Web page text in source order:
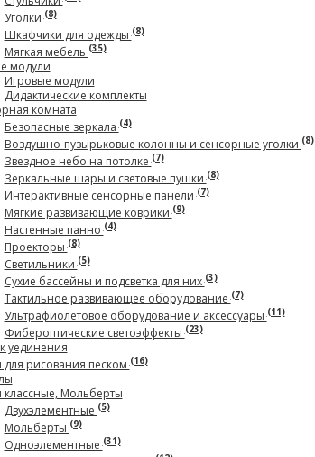
Уголки(8)
Шкафчики для одежды(8)
Мягкая мебель(35)
модули
Игровые модули
Дидактические комплекты
комната
Безопасные зеркала(4)
Воздушно-пузырьковые колонны и сенсорные уголки(8)
Звездное небо на потолке(7)
Зеркальные шары и световые пушки(8)
Интерактивные сенсорные панели(7)
Мягкие развивающие коврики(9)
Настенные панно(4)
Проекторы(8)
Светильники(5)
Сухие бассейны и подсветка для них(3)
Тактильное развивающее оборудование(7)
Ультрафиолетовое оборудование и аксессуары(11)
Фибероптические светоэффекты(23)
уединения
для рисования песком(16)
классные, Мольберты
Двухэлементные(5)
Мольберты(9)
Одноэлементные(31)